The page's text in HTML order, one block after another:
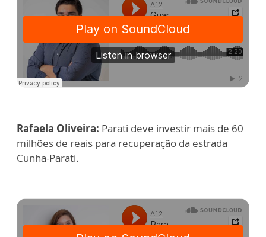
Rafaela Oliveira: Parati deve investir mais de 60
milhões de reais para recuperação da estrada
Cunha-Parati.